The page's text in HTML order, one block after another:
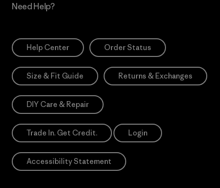
Need Help?
Help Center Order Status
Size & Fit Guide Returns & Exchanges
DIY Care & Repair
Trade In. Get Credit. Login
Accessibility Statement